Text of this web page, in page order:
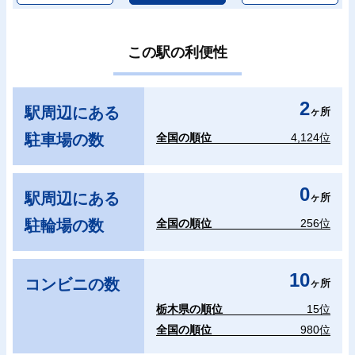
この駅の利便性
駅周辺にある
駐車場の数
2ヶ所
全国の順位 4,124位
駅周辺にある
駐輪場の数
0ヶ所
全国の順位 256位
コンビニの数 10ヶ所
栃木県の順位
15位
全国の順位
980位